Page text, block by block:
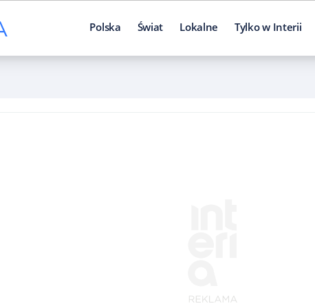
Polska Świat Lokalne Tylko w Interii